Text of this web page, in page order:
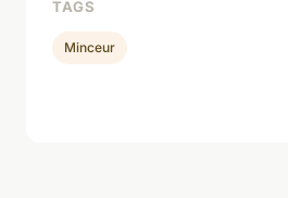
TAGS
Minceur